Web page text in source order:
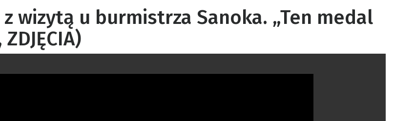
wizytą u burmistrza Sanoka. „Ten medal